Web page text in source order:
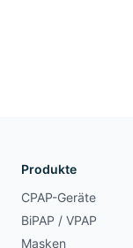
Produkte
CPAP-Geräte
BiPAP / VPAP
Masken